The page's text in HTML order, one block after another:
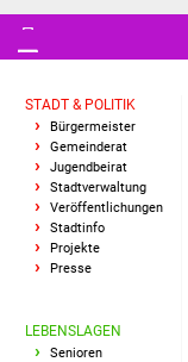
STADT & POLITIK
Bürgermeister
Gemeinderat
Jugendbeirat
Stadtverwaltung
Veröffentlichungen
Stadtinfo
Projekte
Presse
LEBENSLAGEN
Senioren